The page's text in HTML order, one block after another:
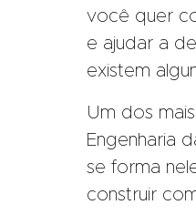
você quer
e ajudar a
existem
Um dos
Engenharia
se forma
construir